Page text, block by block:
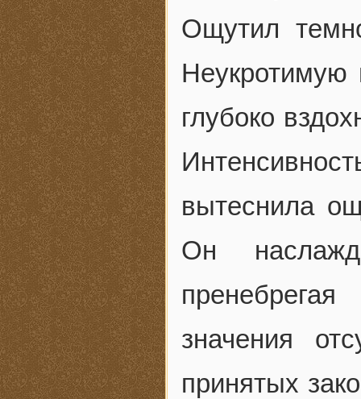
Ощутил
Неукротимую
глубоко
вытеснила
Он
значения
принятых